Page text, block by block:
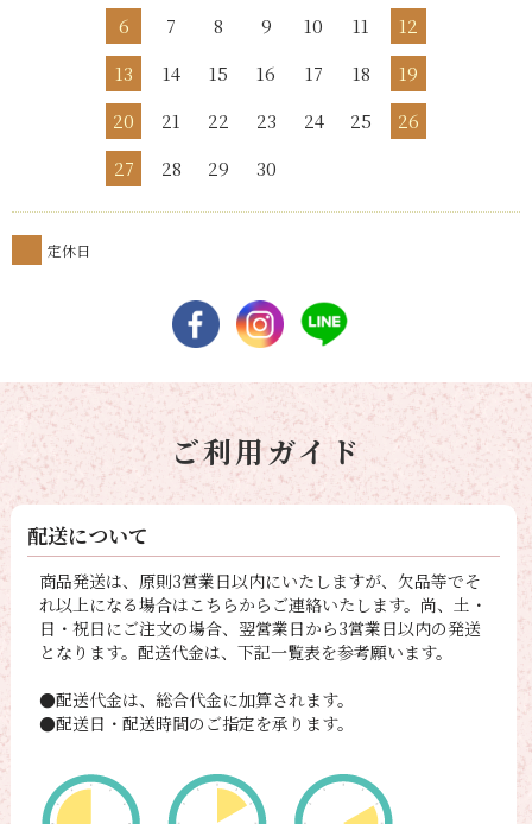
6
7 8 9 10 11
12
13
14 15 16 17 18
19
20
21 22 23 24 25
26
27
28 29 30
定休日
ご利用ガイド
配送について
商品発送は、原則3営業日以内にいたしますが、欠品等でそ
れ以上になる場合はこちらからご連絡いたします。尚、土・
日・祝日にご注文の場合、翌営業日から3営業日以内の発送
となります。配送代金は、下記一覧表を参考願います。
●配送代金は、総合代金に加算されます。
●配送日・配送時間のご指定を承ります。